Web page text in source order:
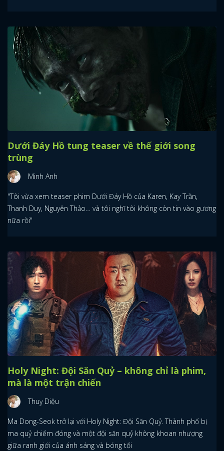
Dưới Đáy Hồ tung teaser về thế giới song
trùng
Minh Anh
"Tôi vừa xem teaser phim Dưới Đáy Hồ của Karen, Kay Trần,
Thanh Duy, Nguyên Thảo… và tôi nghĩ tôi không còn tin vào gương
nữa rồi"
Holy Night: Đội Săn Quỷ – không chỉ là phim,
mà là một trận chiến
Thuỵ Diệu
Ma Dong-Seok trở lại với Holy Night: Đội Săn Quỷ. Thành phố bị
ma quỷ chiếm đóng và một đội săn quỷ không khoan nhượng
giữa ranh giới của ánh sáng và bóng tối